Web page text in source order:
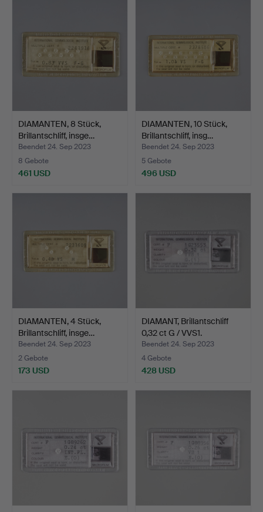
DIAMANTEN, 8 Stück,
Brillantschliff, insge…
Beendet 24. Sep 2023
8 Gebote
461 USD
DIAMANTEN, 10 Stück,
Brillantschliff, insg…
Beendet 24. Sep 2023
5 Gebote
496 USD
DIAMANTEN, 4 Stück,
Brillantschliff, insge…
Beendet 24. Sep 2023
2 Gebote
173 USD
DIAMANT, Brillantschliff
0,32 ct G / VVS1.
Beendet 24. Sep 2023
4 Gebote
428 USD